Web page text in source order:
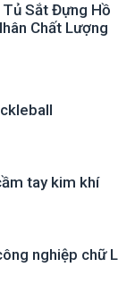
Sắt Đựng Hồ
Chất Lượng
tay kim khí
nghiệp chữ L